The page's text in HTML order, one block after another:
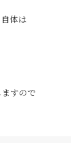
体は
すので